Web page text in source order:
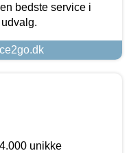
bedste service i
unikke